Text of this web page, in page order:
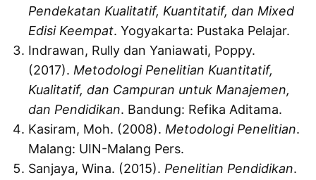
Pendekatan Kualitatif, Kuantitatif, dan Mixed
Edisi Keempat. Yogyakarta: Pustaka Pelajar.
Indrawan, Rully dan Yaniawati, Poppy.
(2017). Metodologi Penelitian Kuantitatif,
Kualitatif, dan Campuran untuk Manajemen,
dan Pendidikan. Bandung: Refika Aditama.
Kasiram, Moh. (2008). Metodologi Penelitian.
Malang: UIN-Malang Pers.
Sanjaya, Wina. (2015). Penelitian Pendidikan.